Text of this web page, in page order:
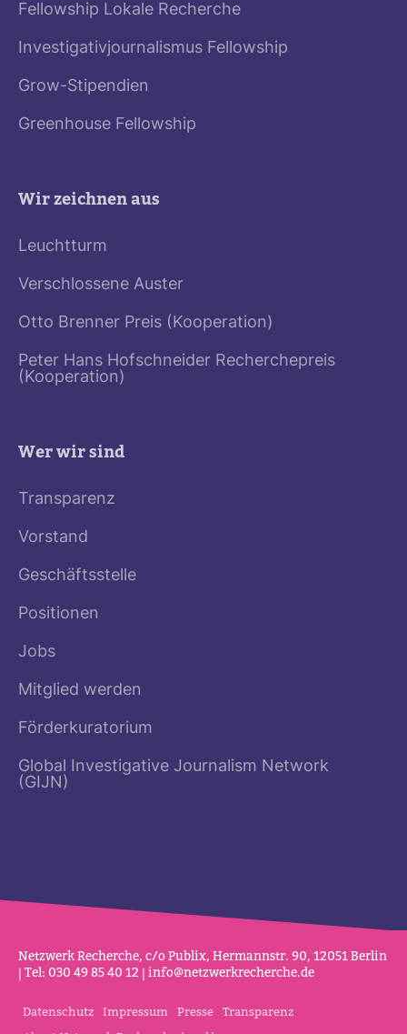
Fellowship Lokale Recherche
Investigativjournalismus Fellowship
Grow-Stipendien
Greenhouse Fellowship
Wir zeichnen aus
Leuchtturm
Verschlossene Auster
Otto Brenner Preis (Kooperation)
Peter Hans Hofschneider Recherchepreis
(Kooperation)
Wer wir sind
Transparenz
Vorstand
Geschäftsstelle
Positionen
Jobs
Mitglied werden
Förderkuratorium
Global Investigative Journalism Network
(GIJN)
Netz­werk Recherche, c/o Publix, Her­mannstr. 90, 12051 Berlin
| Tel: 030 49 85 40 12 | info@netz­werk­re­cherche.de
Datenschutz Impressum Presse Transparenz